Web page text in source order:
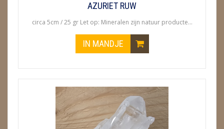
AZURIET RUW
circa 5cm / 25 gr Let op: Mineralen zijn natuur producte...
IN MANDJE